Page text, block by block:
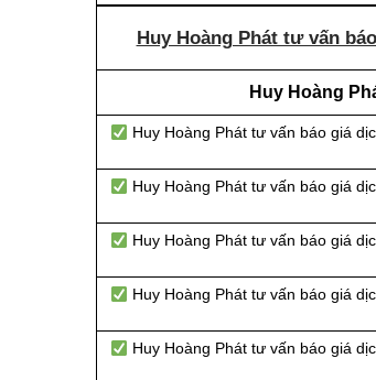
Huy Hoàng Phát tư vấn
Huy Hoàng
Huy Hoàng Phát tư vấn báo giá
Huy Hoàng Phát tư vấn báo giá
Huy Hoàng Phát tư vấn báo giá
Huy Hoàng Phát tư vấn báo giá
Huy Hoàng Phát tư vấn báo giá